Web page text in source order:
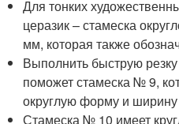
Для тонких
церазик – стамеска
мм, которая также
Выполнить быструю
поможет стамеска № 9,
округлую форму и
Стамеска № 10 имеет